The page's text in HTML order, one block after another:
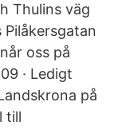
Thulins väg
Pilåkersgatan
oss på
· Ledigt
på
till